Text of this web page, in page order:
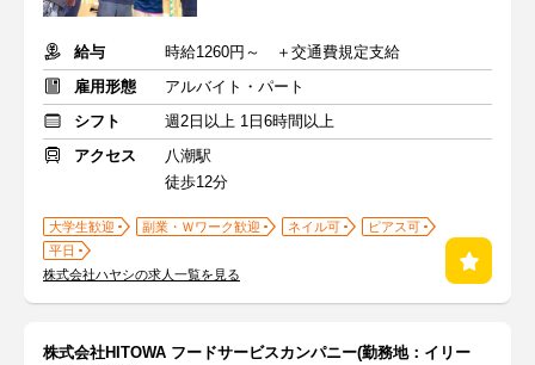
給与
時給1260円～ ＋交通費規定支給
雇用形態
アルバイト・パート
シフト
週2日以上 1日6時間以上
アクセス
八潮駅
徒歩12分
大学生歓迎 副業・Ｗワーク歓迎 ネイル可
ピアス可
平日
株式会社ハヤシの求人一覧を見る
株式会社HITOWA フードサービスカンパニー(勤務地：イリー